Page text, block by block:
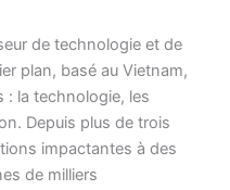
de technologie et de
plan, basé au Vietnam,
: la technologie, les
Depuis plus de trois
impactantes à des
de milliers